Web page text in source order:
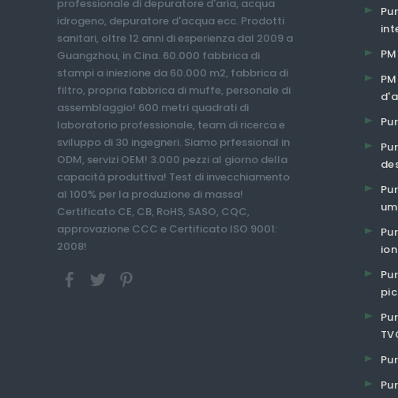
professionale di depuratore d'aria, acqua
idrogeno, depuratore d'acqua ecc. Prodotti
sanitari, oltre 12 anni di esperienza dal 2009 a
Guangzhou, in Cina. 60.000 fabbrica di
stampi a iniezione da 60.000 m2, fabbrica di
filtro, propria fabbrica di muffe, personale di
assemblaggio! 600 metri quadrati di
laboratorio professionale, team di ricerca e
sviluppo di 30 ingegneri. Siamo prfessional in
ODM, servizi OEM! 3.000 pezzi al giorno della
capacità produttiva! Test di invecchiamento
al 100% per la produzione di massa!
Certificato CE, CB, RoHS, SASO, CQC,
approvazione CCC e Certificato ISO 9001:
2008!